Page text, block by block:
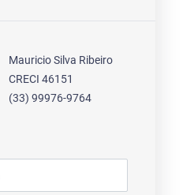
Mauricio Silva Ribeiro
CRECI 46151
(33) 99976-9764